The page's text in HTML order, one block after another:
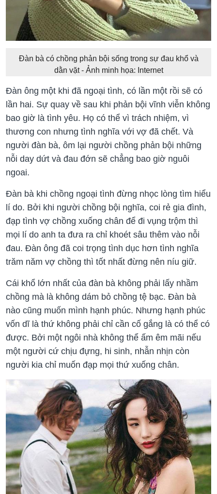
Đàn bà có chồng phản bội sống trong sự đau khổ và
dằn vặt - Ảnh minh họa: Internet
Đàn ông một khi đã ngoại tình, có lần một rồi sẽ có
lần hai. Sự quay về sau khi phản bội vĩnh viễn không
bao giờ là tình yêu. Họ có thể vì trách nhiệm, vì
thương con nhưng tình nghĩa với vợ đã chết. Và
người đàn bà, ôm lại người chồng phản bội những
nỗi day dứt và đau đớn sẽ chẳng bao giờ nguôi
ngoai.
Đàn bà khi chồng ngoại tình đừng nhọc lòng tìm hiểu
lí do. Bởi khi người chồng bội nghĩa, coi rẻ gia đình,
đạp tình vợ chồng xuống chân để đi vụng trộm thì
mọi lí do anh ta đưa ra chỉ khoét sâu thêm vào nỗi
đau. Đàn ông đã coi trọng tình dục hơn tình nghĩa
trăm năm vợ chồng thì tốt nhất đừng nên níu giữ.
Cái khổ lớn nhất của đàn bà không phải lấy nhầm
chồng mà là không dám bỏ chồng tệ bạc. Đàn bà
nào cũng muốn mình hạnh phúc. Nhưng hạnh phúc
vốn dĩ là thứ không phải chỉ cần cố gắng là có thể có
được. Bởi một ngôi nhà không thể ấm êm mãi nếu
một người cứ chịu đựng, hi sinh, nhẫn nhịn còn
người kia chỉ muốn đạp mọi thứ xuống chân.